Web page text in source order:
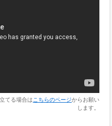
てる場合は こちらのページからお願い
します。